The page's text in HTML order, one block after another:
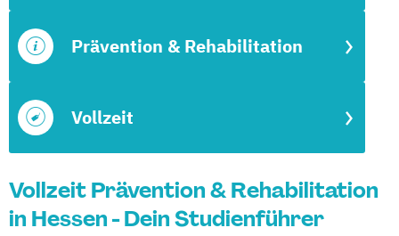
Vollzeit
Prävention & Rehabilitation
Vollzeit Prävention & Rehabilitation
in Hessen - Dein Studienführer